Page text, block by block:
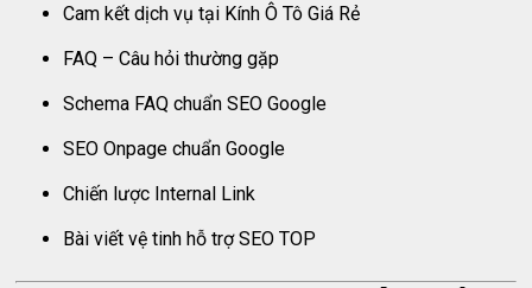
Cam kết dịch vụ tại Kính Ô Tô Giá Rẻ
FAQ – Câu hỏi thường gặp
Schema FAQ chuẩn SEO Google
SEO Onpage chuẩn Google
Chiến lược Internal Link
Bài viết vệ tinh hỗ trợ SEO TOP